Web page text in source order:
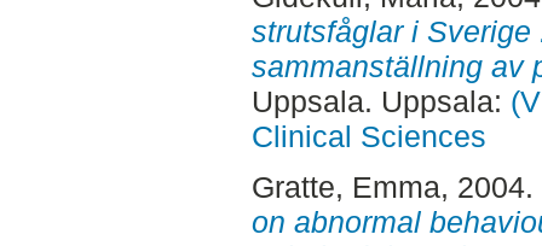
strutsfåglar i
sammanställning av
Uppsala. Uppsala:
Clinical Sciences
Gratte, Emma, 2004.
on abnormal